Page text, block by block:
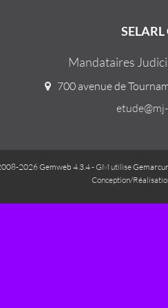
SELARL
Mandataires
700 avenue de
2026 Gemweb 4.3.4- GM utilise
Conception/